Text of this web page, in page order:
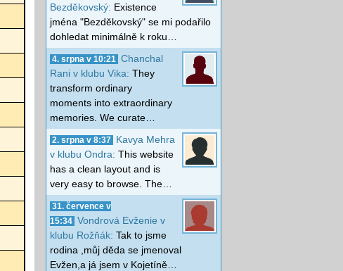
Bezděkovský: Existence
jména "Bezděkovský" se mi podařilo
dohledat minimálně k roku…
4. srpna v 10:21
Chanchal
Rani v klubu Vika: They
transform ordinary
moments into extraordinary
memories. We curate…
2. srpna v 8:37
Kavya Mehra
v klubu Ondra: This website
has a clean layout and is
very easy to browse. The…
31. července v
15:34 Vondrová Evženie v
klubu Rožňák: Tak to jsme
rodina ,můj děda se jmenoval
Evžen,a já jsem v Kojetíně…